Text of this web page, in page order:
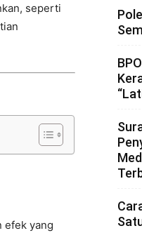
seperti
efek yang